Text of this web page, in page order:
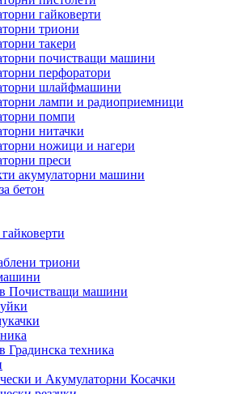
гайковерти
триони
такери
почистващи машини
перфоратори
шлайфмашини
лампи и радиоприемници
помпи
нитачки
ножици и нагери
преси
акумулаторни машини
бетон
триони
Почистващи машини
Градинска техника
и Акумулаторни Косачки